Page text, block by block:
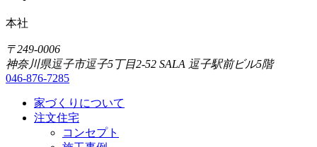
本社
〒249-0006
神奈川県逗子市逗子5丁目2-52 SALA 逗子駅前ビル5階
046-876-7285
家づくりについて
注文住宅
コンセプト